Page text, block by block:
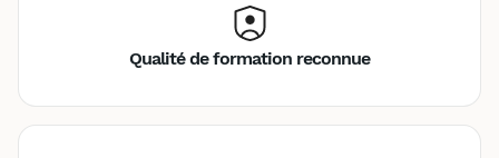
Qualité de formation reconnue